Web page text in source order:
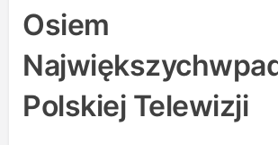
Osiem
Polskiej Telewizji